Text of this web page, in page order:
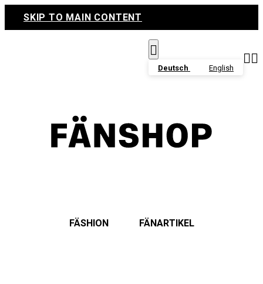
SKIP TO MAIN CONTENT

Deutsch English

FÄSHION FÄNARTIKEL